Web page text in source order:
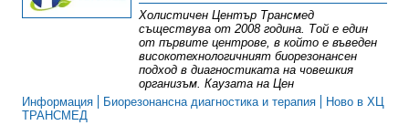
Холистичен Център Трансмед
съществува от 2008 година. Той е един
от първите центрове, в който е въведен
високотехнологичният биорезонансен
подход в диагностиката на човешкия
организъм. Каузата на Цен
Информация
Биорезонансна диагностика и терапия
Ново в ХЦ
ТРАНСМЕД